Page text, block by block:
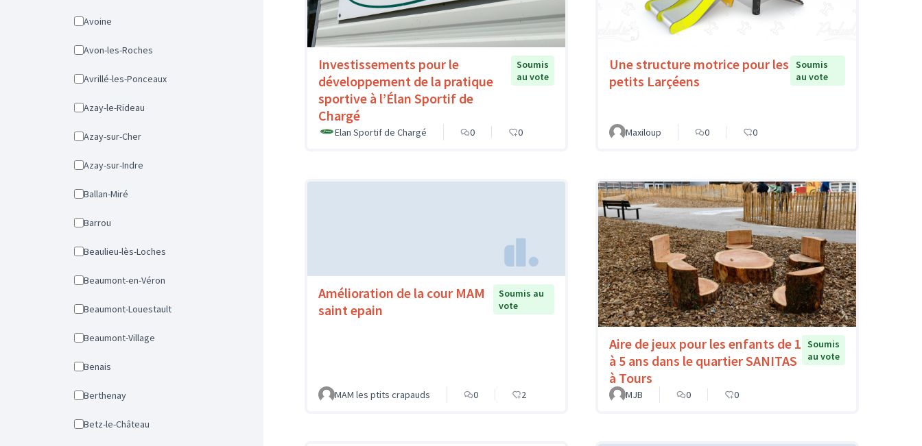
Avoine
Avon-les-Roches
Avrillé-les-Ponceaux
Azay-le-Rideau
Azay-sur-Cher
Azay-sur-Indre
Ballan-Miré
Barrou
Beaulieu-lès-Loches
Beaumont-en-Véron
Beaumont-Louestault
Beaumont-Village
Benais
Berthenay
Betz-le-Château
Investissements pour le
développement de la pratique
sportive à l’Élan Sportif de
Chargé
Soumis
au vote
Elan Sportif de Chargé 0 0
Une structure motrice pour les
petits Larçéens
Soumis
au vote
Maxiloup 0 0
Amélioration de la cour MAM
saint epain
Soumis au
vote
MAM les ptits crapauds 0 2
Aire de jeux pour les enfants de 1
à 5 ans dans le quartier SANITAS
à Tours
Soumis
au vote
MJB 0 0